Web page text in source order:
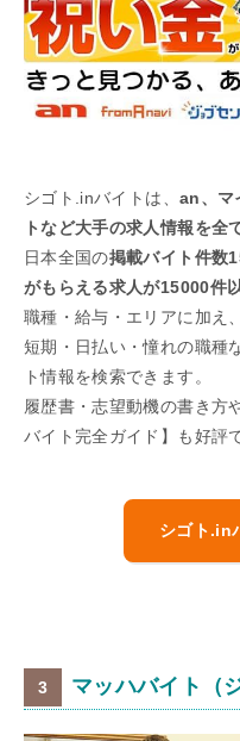
シゴト.inバイトは、 an、マ
トなど大手の求人情報を全
日本全国の掲載バイト件数
がもらえる求人が15000件
職種・給与・エリアに加え
短期・日払い・憧れの職種
ト情報を検索できます。
履歴書・志望動機の書き方
バイト完全ガイド】も好評
シゴト.in
マッハバイト（